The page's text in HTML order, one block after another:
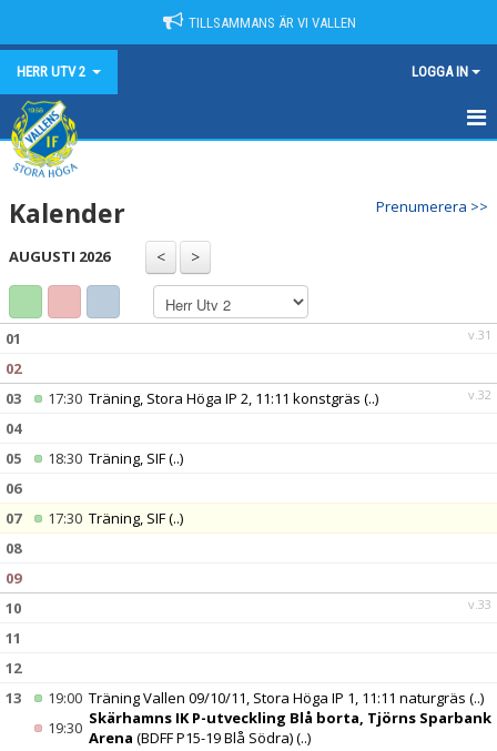
TILLSAMMANS ÄR VI VALLEN
HERR UTV 2 LOGGA IN
HEM
NYHETER
KALENDER
BILDGALLERI
KONTAKT
Prenumerera >>
Kalender
AUGUSTI 2026
v.31
01
02
v.32
03 17:30 Träning, Stora Höga IP 2, 11:11 konstgräs (..)
04
05
18:30 Träning, SIF(..)
06
07
17:30 Träning, SIF(..)
08
09
v.33
10
11
12
13
19:00 Träning Vallen 09/10/11, Stora Höga IP 1, 11:11 naturgräs (..)
19:30 Skärhamns IK P-utveckling Blå borta, Tjörns Sparbank
Arena (BDFF P15-19 Blå Södra)(..)